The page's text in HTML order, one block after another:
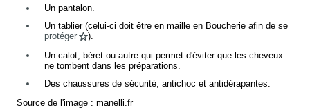
Un pantalon.
Un tablier (celui-ci doit être en maille en Boucherie afin de se
protéger
).
Un calot, béret ou autre qui permet d'éviter que les cheveux
ne tombent dans les préparations.
Des chaussures de sécurité, antichoc et antidérapantes.
Source de l'image : manelli.fr